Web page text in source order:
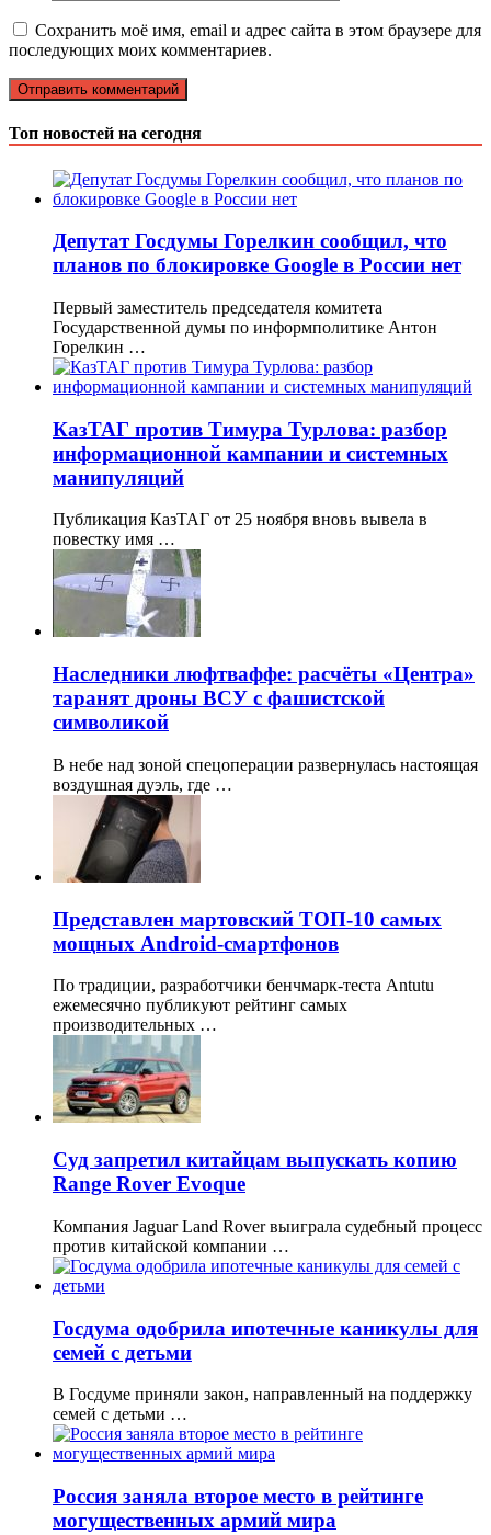
Сохранить моё имя, email и адрес сайта в этом браузере для
последующих моих комментариев.
Топ новостей на сегодня
Депутат Госдумы Горелкин сообщил, что
планов по блокировке Google в России нет
Первый заместитель председателя комитета
Государственной думы по информполитике Антон
Горелкин …
КазТАГ против Тимура Турлова: разбор
информационной кампании и системных
манипуляций
Публикация КазТАГ от 25 ноября вновь вывела в
повестку имя …
Наследники люфтваффе: расчёты «Центра»
таранят дроны ВСУ с фашистской
символикой
В небе над зоной спецоперации развернулась настоящая
воздушная дуэль, где …
Представлен мартовский ТОП-10 самых
мощных Android-смартфонов
По традиции, разработчики бенчмарк-теста Antutu
ежемесячно публикуют рейтинг самых
производительных …
Суд запретил китайцам выпускать копию
Range Rover Evoque
Компания Jaguar Land Rover выиграла судебный процесс
против китайской компании …
Госдума одобрила ипотечные каникулы для
семей с детьми
В Госдуме приняли закон, направленный на поддержку
семей с детьми …
Россия заняла второе место в рейтинге
могущественных армий мира